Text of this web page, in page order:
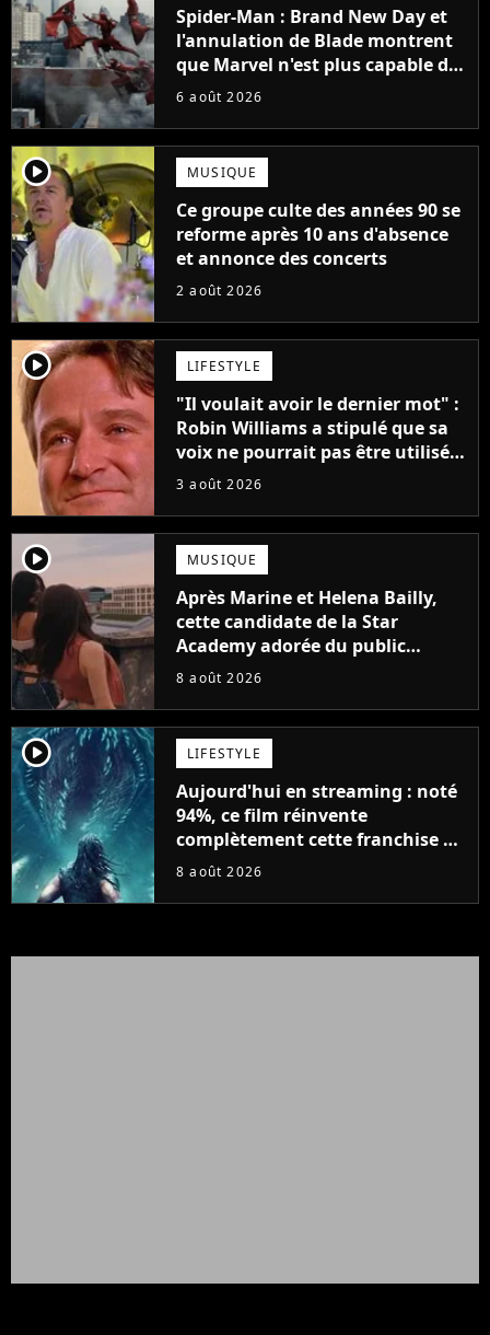
Spider-Man : Brand New Day et
l'annulation de Blade montrent
que Marvel n'est plus capable de
faire quoi que ce soit de simple
6 août 2026
player2 MUSIQUE
Ce groupe culte des années 90 se
reforme après 10 ans d'absence
et annonce des concerts
2 août 2026
player2 LIFESTYLE
"Il voulait avoir le dernier mot" :
Robin Williams a stipulé que sa
voix ne pourrait pas être utilisée
avant 2039, pourtant Disney
inédits
3 août 2026
player2 MUSIQUE
Après Marine et Helena Bailly,
cette candidate de la Star
Academy adorée du public
annonce son premier album,
8 août 2026
player2 LIFESTYLE
Aujourd'hui en streaming : noté
94%, ce film réinvente
complètement cette franchise de
science-fiction vieille de 40 ans
8 août 2026